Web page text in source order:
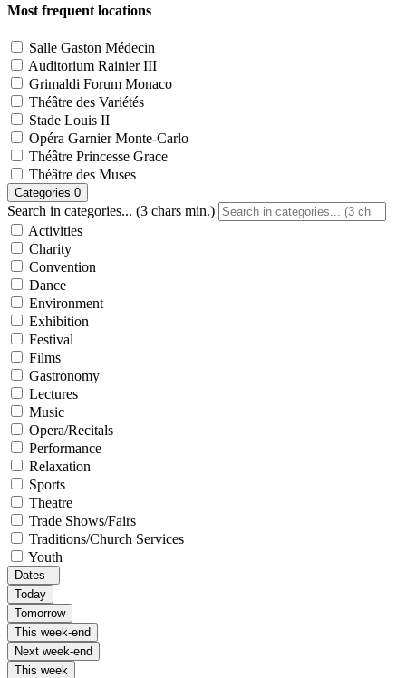
Most frequent locations
Salle Gaston Médecin
Auditorium Rainier III
Grimaldi Forum Monaco
Théâtre des Variétés
Stade Louis II
Opéra Garnier Monte-Carlo
Théâtre Princesse Grace
Théâtre des Muses
Categories 0
Search in categories... (3 chars min.)
Activities
Charity
Convention
Dance
Environment
Exhibition
Festival
Films
Gastronomy
Lectures
Music
Opera/Recitals
Performance
Relaxation
Sports
Theatre
Trade Shows/Fairs
Traditions/Church Services
Youth
Dates
Today
Tomorrow
This week-end
Next week-end
This week